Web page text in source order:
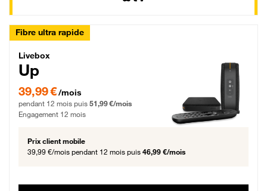
Fibre ultra rapide
Livebox Up Fibre
Livebox
Up
39,99 € par mois pendant 12 mois puis 51,99 € par mois, Engagement 12 mois
39,99 €/mois
pendant 12 mois puis 51,99 €/mois
Engagement 12 mois
Prix client mobile
39,99 €/mois pendant 12 mois puis 46,99 €/mois